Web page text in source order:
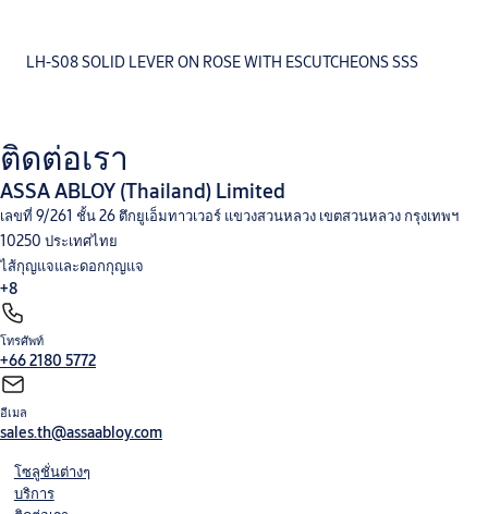
LH-S08 SOLID LEVER ON ROSE WITH ESCUTCHEONS SSS
ติดต่อเรา
ASSA ABLOY (Thailand) Limited
เลขที่ 9/261 ชั้น 26 ตึกยูเอ็มทาวเวอร์ แขวงสวนหลวง เขตสวนหลวง กรุงเทพฯ
10250 ประเทศไทย
ไส้กุญแจและดอกกุญแจ
+8
โช๊คอัพประตู
ผลัก
อุปกรณ์ตกแต่งบานประตู และอุปกรณ์ฮาร์ดแวร์
Access Control
โทรศัพท์
+66 2180 5772
อีเมล
sales.th@assaabloy.com
โซลูชั่นต่างๆ
บริการ